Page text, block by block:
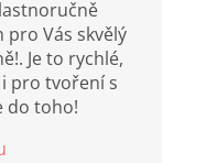
Vás skvělý
Je to rychlé,
pro tvoření s
do toho!